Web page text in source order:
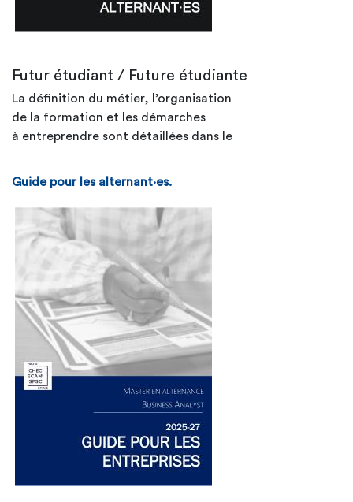
Futur étudiant / Future étudiante
La définition du métier, l’organisation
de la formation et les démarches
à entreprendre sont détaillées dans le
Guide pour les alternant·es.